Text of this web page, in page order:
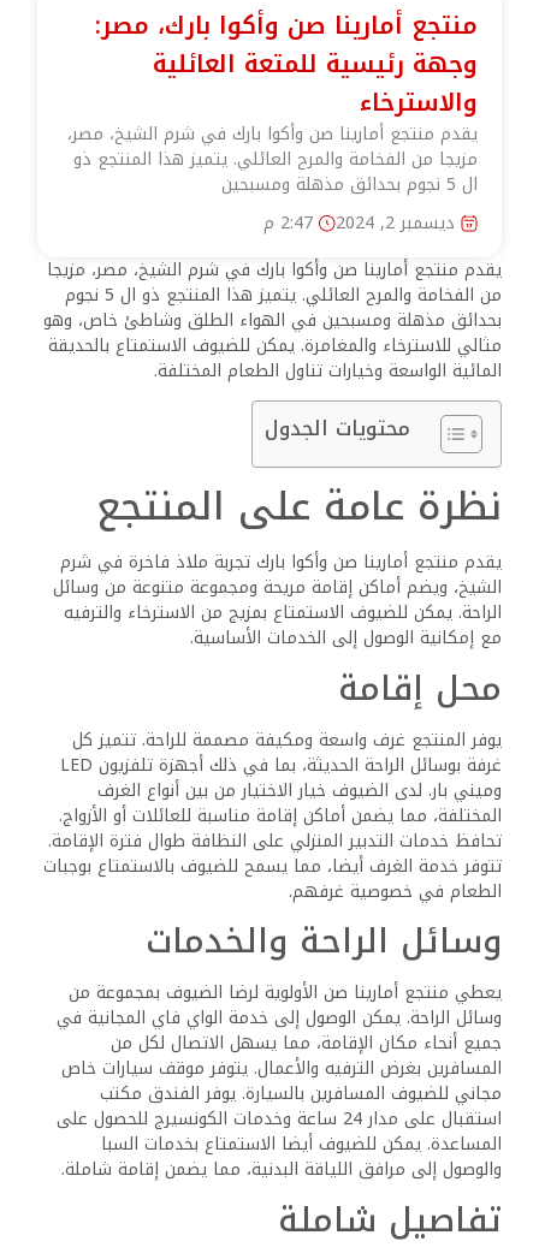
منتجع أمارينا صن وأكوا بارك، مصر:
وجهة رئيسية للمتعة العائلية
والاسترخاء
يقدم منتجع أمارينا صن وأكوا بارك في شرم الشيخ، مصر،
مزيجا من الفخامة والمرح العائلي. يتميز هذا المنتجع ذو
ال 5 نجوم بحدائق مذهلة ومسبحين
ديسمبر 2, 2024
2:47 م
يقدم منتجع أمارينا صن وأكوا بارك في شرم الشيخ، مصر، مزيجا
من الفخامة والمرح العائلي. يتميز هذا المنتجع ذو ال 5 نجوم
بحدائق مذهلة ومسبحين في الهواء الطلق وشاطئ خاص، وهو
مثالي للاسترخاء والمغامرة. يمكن للضيوف الاستمتاع بالحديقة
المائية الواسعة وخيارات تناول الطعام المختلفة.
محتويات الجدول
نظرة عامة على المنتجع
يقدم منتجع أمارينا صن وأكوا بارك تجربة ملاذ فاخرة في شرم
الشيخ، ويضم أماكن إقامة مريحة ومجموعة متنوعة من وسائل
الراحة. يمكن للضيوف الاستمتاع بمزيج من الاسترخاء والترفيه
مع إمكانية الوصول إلى الخدمات الأساسية.
محل إقامة
يوفر المنتجع غرف واسعة ومكيفة مصممة للراحة. تتميز كل
غرفة بوسائل الراحة الحديثة، بما في ذلك أجهزة تلفزيون LED
وميني بار. لدى الضيوف خيار الاختيار من بين أنواع الغرف
المختلفة، مما يضمن أماكن إقامة مناسبة للعائلات أو الأزواج.
تحافظ خدمات التدبير المنزلي على النظافة طوال فترة الإقامة.
تتوفر خدمة الغرف أيضا، مما يسمح للضيوف بالاستمتاع بوجبات
الطعام في خصوصية غرفهم.
وسائل الراحة والخدمات
يعطي منتجع أمارينا صن الأولوية لرضا الضيوف بمجموعة من
وسائل الراحة. يمكن الوصول إلى خدمة الواي فاي المجانية في
جميع أنحاء مكان الإقامة، مما يسهل الاتصال لكل من
المسافرين بغرض الترفيه والأعمال. يتوفر موقف سيارات خاص
مجاني للضيوف المسافرين بالسيارة. يوفر الفندق مكتب
استقبال على مدار 24 ساعة وخدمات الكونسيرج للحصول على
المساعدة. يمكن للضيوف أيضا الاستمتاع بخدمات السبا
والوصول إلى مرافق اللياقة البدنية، مما يضمن إقامة شاملة.
تفاصيل شاملة